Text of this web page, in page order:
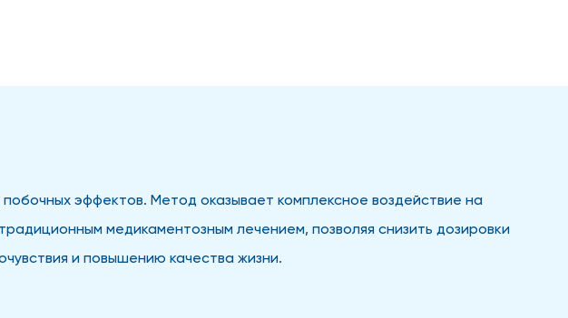
эффектов. Метод оказывает комплексное воздействие на
медикаментозным лечением, позволяя снизить дозировки
и повышению качества жизни.